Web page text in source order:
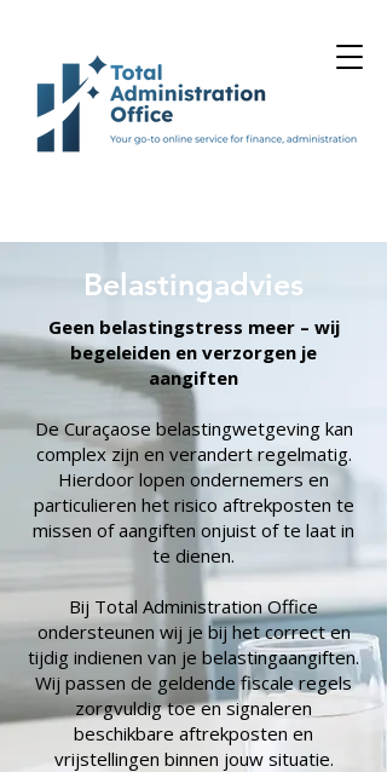
Belastingadvies
Geen belastingstress meer – wij
begeleiden en verzorgen je
aangiften
De Curaçaose belastingwetgeving kan
complex zijn en verandert regelmatig.
Hierdoor lopen ondernemers en
particulieren het risico aftrekposten te
missen of aangiften onjuist of te laat in
te dienen.
Bij Total Administration Office
ondersteunen wij je bij het correct en
tijdig indienen van je belastingaangiften.
Wij passen de geldende fiscale regels
zorgvuldig toe en signaleren
beschikbare aftrekposten en
vrijstellingen binnen jouw situatie.